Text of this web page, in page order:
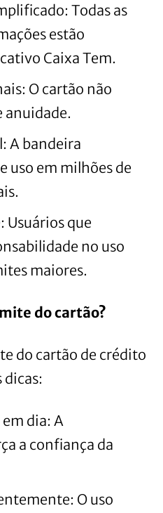
Todas as
estão
Caixa Tem.
O cartão não
anuidade.
A bandeira
uso em milhões de
que
no uso
maiores.
do cartão?
do cartão de crédito
dicas:
dia: A
a confiança da
O uso